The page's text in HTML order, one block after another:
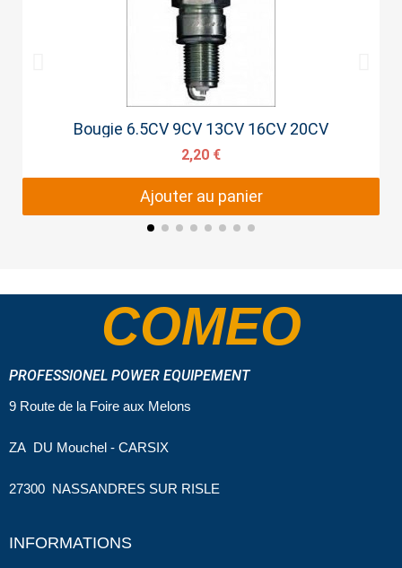
Aperçu rapide
Bougie 6.5CV 9CV 13CV 16CV 20CV
2,20 €
Ajouter au panier
COMEO
PROFESSIONEL POWER EQUIPEMENT
9 Route de la Foire aux Melons
ZA DU Mouchel - CARSIX
27300 NASSANDRES SUR RISLE
INFORMATIONS